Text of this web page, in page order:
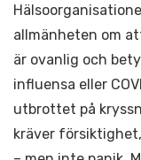
allmänheten om
är ovanlig och
influensa eller
utbrottet på
kräver